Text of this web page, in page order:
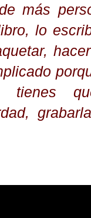
más
lo
tienes